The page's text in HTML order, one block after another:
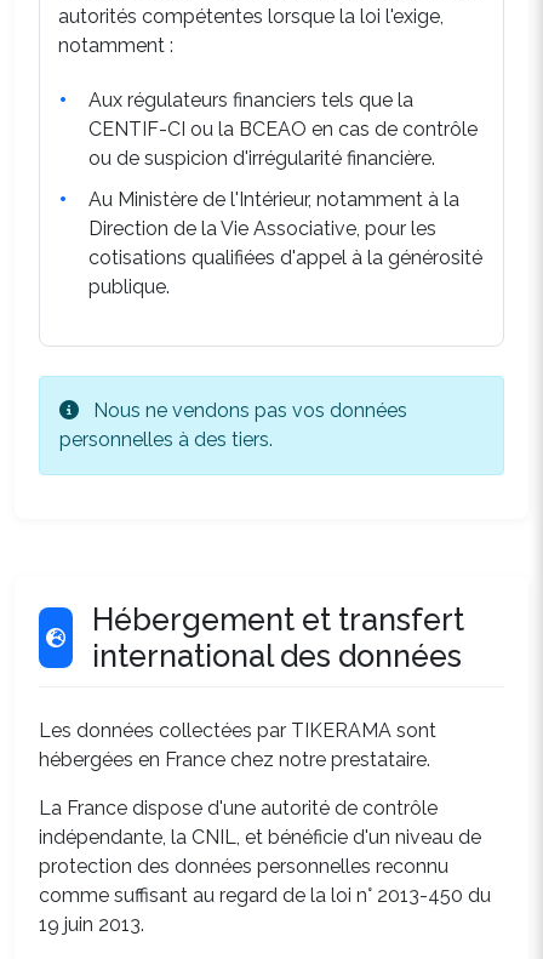
autorités compétentes lorsque la loi l'exige,
notamment :
Aux régulateurs financiers tels que la
CENTIF-CI ou la BCEAO en cas de contrôle
ou de suspicion d'irrégularité financière.
Au Ministère de l'Intérieur, notamment à la
Direction de la Vie Associative, pour les
cotisations qualifiées d'appel à la générosité
publique.
Nous ne vendons pas vos données
personnelles à des tiers.
Hébergement et transfert
international des données
Les données collectées par TIKERAMA sont
hébergées en France chez notre prestataire.
La France dispose d'une autorité de contrôle
indépendante, la CNIL, et bénéficie d'un niveau de
protection des données personnelles reconnu
comme suffisant au regard de la loi n° 2013-450 du
19 juin 2013.